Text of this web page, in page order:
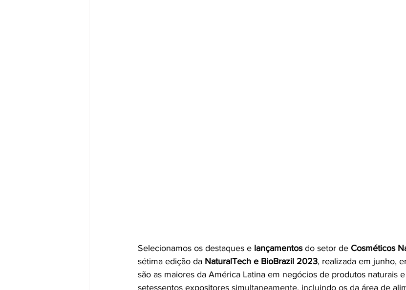
Selecionamos os destaques e lançamentos do setor de Cosméticos
sétima edição da NaturalTech e BioBrazil 2023, realizada em junho,
são as maiores da América Latina em negócios de produtos naturais
setessentos expositores simultaneamente, incluindo os da área de